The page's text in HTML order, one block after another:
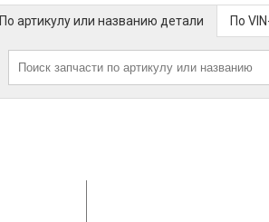
По артикулу или названию детали По